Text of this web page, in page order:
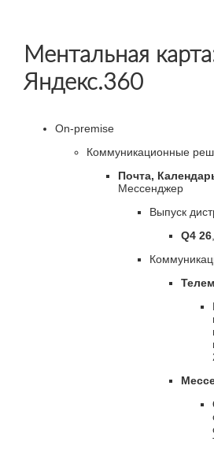
Ментальная
Яндекс.360
On-premise
Коммуникационные
Почта,
Мессенджер
Выпуск
Q4 26